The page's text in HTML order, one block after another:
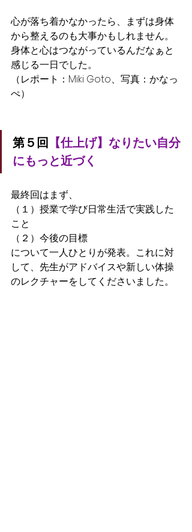
心が落ち着かなかったら、まずは身体
から整えるのも大事かもしれません。
身体と心はつながっているんだなぁと
感じる一日でした。
（レポート：Miki Goto、写真：かなっ
ぺ）
第５回 【仕上げ】なりたい自分
にもっと近づく
最終回はまず、
（１）授業で学び日常生活で実践した
こと
（２）今後の目標
について一人ひとりが発表。これに対
して、先生がアドバイスや新しい体操
のレクチャーをしてくださいました。